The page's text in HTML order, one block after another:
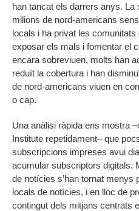
han tancat els darrers anys.
milions de nord-americans
locals i ha privat les comunitats
exposar els mals i fomentar el
encara sobreviuen, molts han
reduït la cobertura i han
de nord-americans viuen en
o cap.
Una anàlisi ràpida ens mostra
Institute repetidament– que
subscripcions impreses avui
acumular subscriptors digitals.
de notícies s’han tornat menys
locals de notícies, i en lloc de
contingut dels mitjans centrats